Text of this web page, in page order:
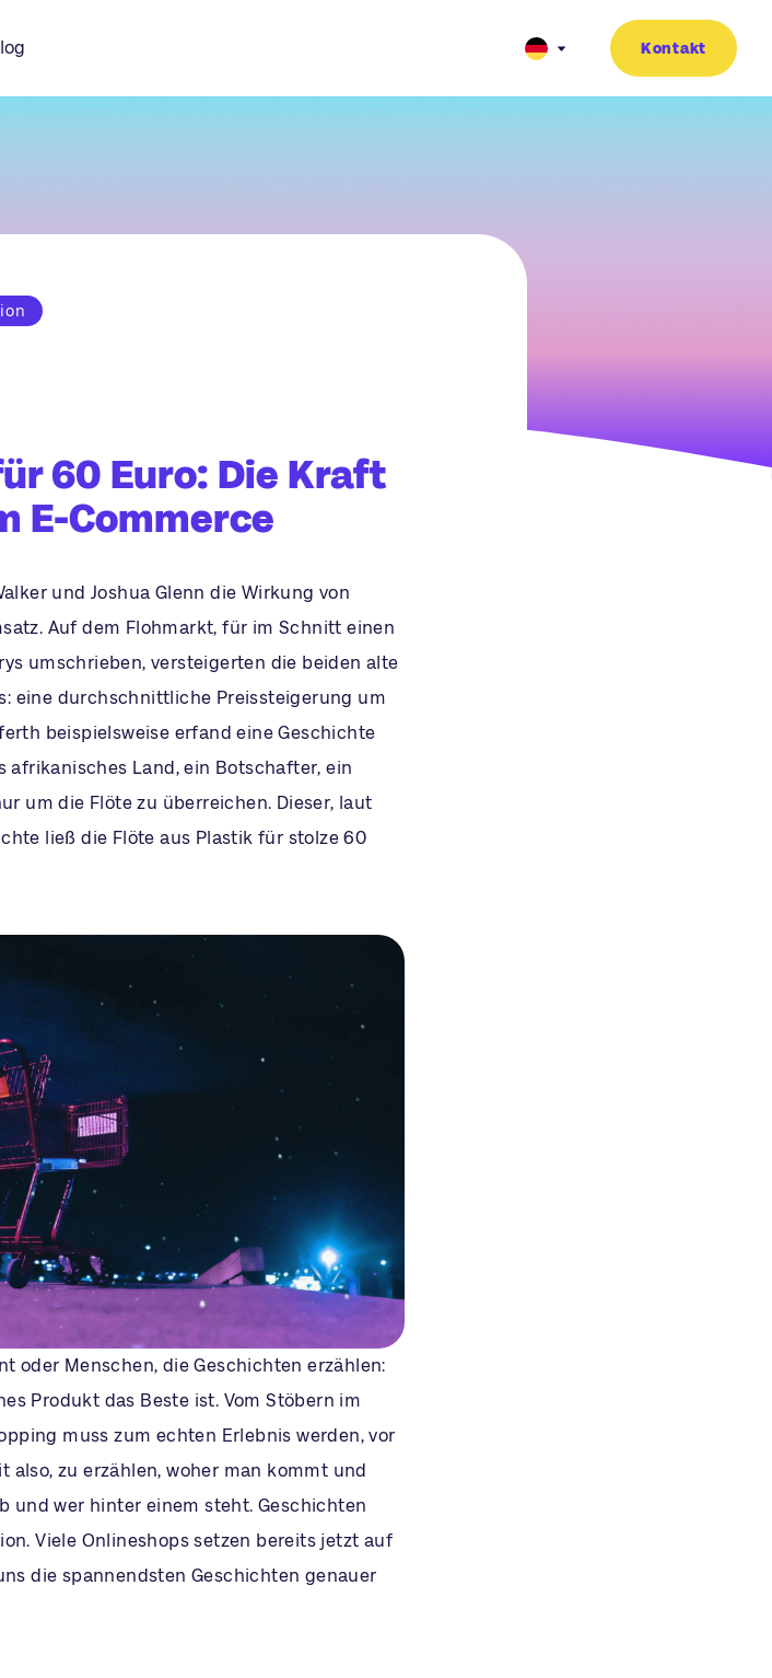
Kontakt
60 Euro: Die Kraft
E-Commerce
und Joshua Glenn die Wirkung von
Auf dem Flohmarkt, für im Schnitt einen
umschrieben, versteigerten die beiden alte
eine durchschnittliche Preissteigerung um
beispielsweise erfand eine Geschichte
afrikanisches Land, ein Botschafter, ein
um die Flöte zu überreichen. Dieser, laut
ließ die Flöte aus Plastik für stolze 60
oder Menschen, die Geschichten erzählen:
Produkt das Beste ist. Vom Stöbern im
muss zum echten Erlebnis werden, vor
zu erzählen, woher man kommt und
und wer hinter einem steht. Geschichten
Viele Onlineshops setzen bereits jetzt auf
die spannendsten Geschichten genauer